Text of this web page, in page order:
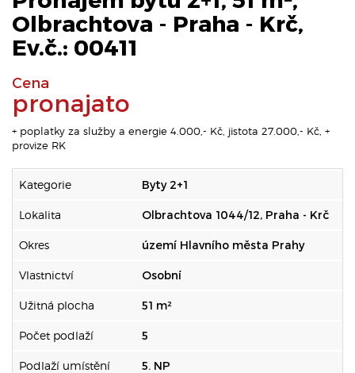
Olbrachtova - Praha - Krč,
Ev.č.: 00411
Cena
pronajato
+ poplatky za služby a energie 4.000,- Kč, jistota 27.000,- Kč, +
provize RK
Kategorie Byty 2+1
Lokalita Olbrachtova 1044/12, Praha - Krč
Okres území Hlavního města Prahy
Vlastnictví Osobní
Užitná plocha 51 m²
Počet podlaží 5
Podlaží umístění 5. NP